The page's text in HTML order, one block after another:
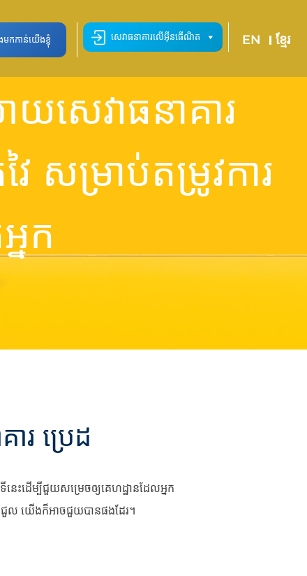
សេវាធនាគារលើអ៊ីនធើណិត
កកាន់យើងខ្ញុំ EN ខ្មែរ
សេវាធនាគារ
ៃ សម្រាប់តម្រូវការ
ក
រ ប្រេដ
នេះដើម្បីជួយសម្រេចឲ្យគេហដ្ឋានដែលអ្នក
ក់ជួល យើងក៏អាចជួយបានផងដែរ។